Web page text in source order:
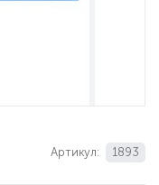
Артикул: 1893